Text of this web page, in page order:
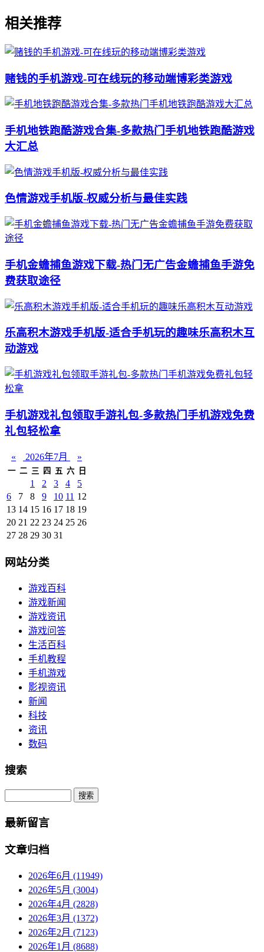
相关推荐
赌钱的手机游戏-可在线玩的移动端博彩类游戏
手机地铁跑酷游戏合集-多款热门手机地铁跑酷游戏
大汇总
色情游戏手机版-权威分析与最佳实践
手机金蟾捕鱼游戏下载-热门无广告金蟾捕鱼手游免
费获取途径
乐高积木游戏手机版-适合手机玩的趣味乐高积木互
动游戏
手机游戏礼包领取手游礼包-多款热门手机游戏免费
礼包轻松拿
« 2026年7月 »
一 二 三 四 五 六 日
1 2 3 4
5
6
7 8 9 10 11 12
13 14 15 16 17 18 19
20 21 22 23 24 25 26
27 28 29 30 31
网站分类
游戏百科
游戏新闻
游戏资讯
游戏问答
生活百科
手机教程
手机游戏
影视资讯
新闻
科技
资讯
数码
搜索
Search
最新留言
文章归档
2026年6月 (11949)
2026年5月 (3004)
2026年4月 (2828)
2026年3月 (1372)
2026年2月 (7123)
2026年1月 (8688)